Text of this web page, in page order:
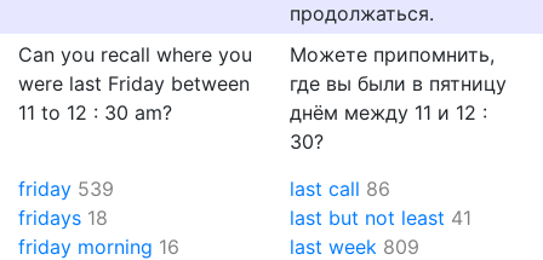
продолжаться.
Can you recall where you
were last Friday between
11 to 12 : 30 am?
Можете припомнить,
где вы были в пятницу
днём между 11 и 12 :
30?
friday 539
fridays 18
friday morning 16
last call 86
last but not least 41
last week 809